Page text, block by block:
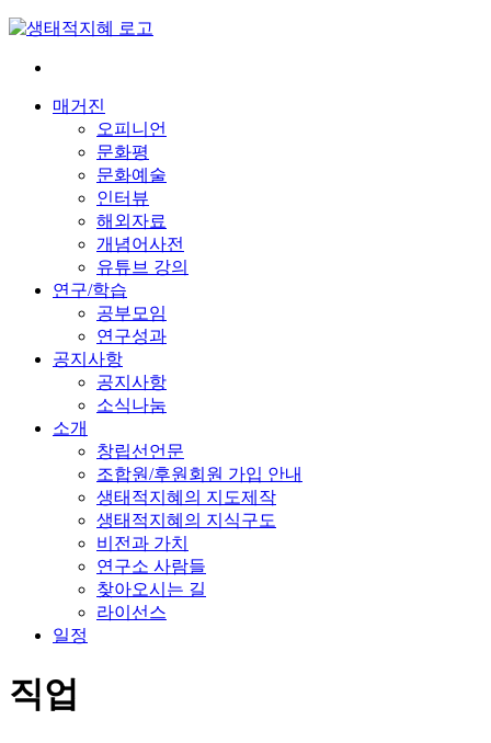
Skip
content
매거진
오피니언
문화평
문화예술
인터뷰
해외자료
개념어사전
유튜브 강의
연구/학습
공부모임
연구성과
공지사항
공지사항
소식나눔
소개
창립선언문
조합원/후원회원 가입 안내
생태적지혜의 지도제작
생태적지혜의 지식구도
비전과 가치
연구소 사람들
찾아오시는 길
라이선스
일정
직업